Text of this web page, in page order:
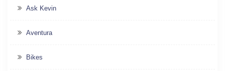
Ask Kevin
Aventura
Bikes